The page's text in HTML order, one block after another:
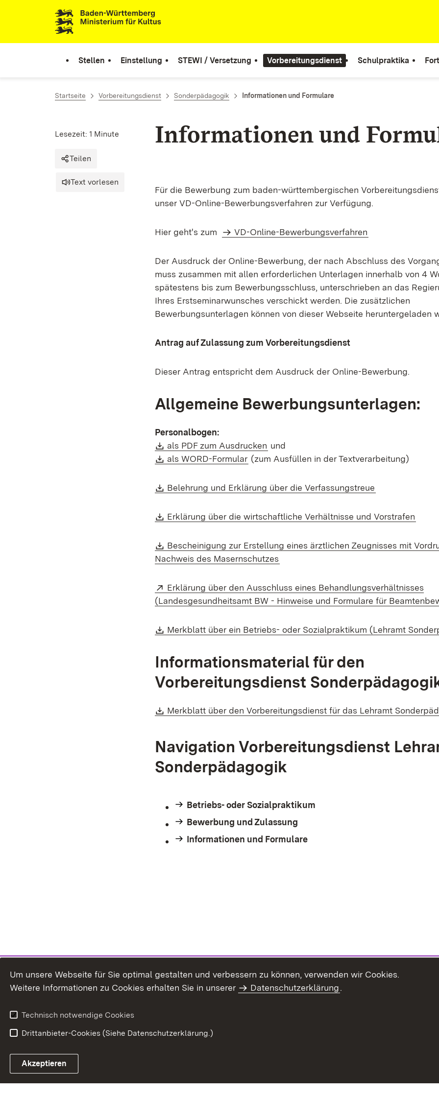
Zum Inhalt springen
Link zur Startseite
Stellen Einstellung STEWI / Versetzung Vorbereitungsdienst Schulpraktika
Startseite Vorbereitungsdienst Sonderpädagogik Informationen und Formulare
Informationen und
Lesezeit: 1 Minute
Teilen
Text vorlesen
Für die Bewerbung zum baden-württembergischen
unser VD-Online-Bewerbungsverfahren zur Verfügung.
Hier geht's zum VD-Online-Bewerbungsverfahren
Der Ausdruck der Online-Bewerbung, der nach Abschluss des
muss zusammen mit allen erforderlichen Unterlagen innerhalb von 4
spätestens bis zum Bewerbungsschluss, unterschrieben an das
Ihres Erstseminarwunsches verschickt werden. Die zusätzlichen
Bewerbungsunterlagen können von dieser Webseite heruntergeladen
Antrag auf Zulassung zum Vorbereitungsdienst
Dieser Antrag entspricht dem Ausdruck der Online-Bewerbung.
Allgemeine Bewerbungsunterlagen:
Personalbogen:
Download:
als PDF zum Ausdrucken (Öffnet in neuem Fenster)
und
Download:
als WORD-Formular (Öffnet in neuem Fenster)
(zum Ausfüllen in der Textverarbeitung)
Download:
Belehrung und Erklärung über die Verfassungstreue
Download:
Erklärung über die wirtschaftliche Verhältnisse und Vorstrafen
Download:
Bescheinigung zur Erstellung eines ärztlichen Zeugnisses mit
Nachweis des Masernschutzes
Extern:
Erklärung über den Ausschluss eines Behandlungsverhältnisses
(Landesgesundheitsamt BW - Hinweise und Formulare für
Download:
Merkblatt über ein Betriebs- oder Sozialpraktikum (Lehramt
Informationsmaterial für den
Vorbereitungsdienst
Download:
Merkblatt über den Vorbereitungsdienst für das Lehramt
Navigation Vorbereitungsdienst
Sonderpädagogik
Betriebs- oder Sozialpraktikum
Bewerbung und Zulassung
Informationen und Formulare
Um unsere Webseite für Sie optimal gestalten und verbessern zu können, verwenden wir Cookies.
Weitere Informationen zu Cookies erhalten Sie in unserer
Datenschutzerklärung.
Technisch notwendige Cookies
Drittanbieter-Cookies (Siehe Datenschutzerklärung.)
Akzeptieren